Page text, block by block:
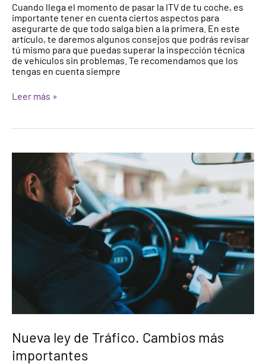
Cuando llega el momento de pasar la ITV de tu coche, es
importante tener en cuenta ciertos aspectos para
asegurarte de que todo salga bien a la primera. En este
artículo, te daremos algunos consejos que podrás revisar
tú mismo para que puedas superar la inspección técnica
de vehículos sin problemas. Te recomendamos que los
tengas en cuenta siempre
Leer más »
Nueva ley de Tráfico. Cambios más
importantes
Tráfico.
Cambios
importantes